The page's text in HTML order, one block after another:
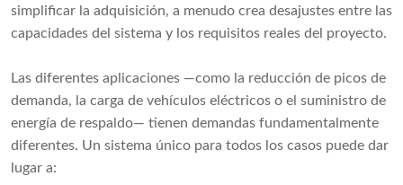
simplificar la adquisición, a menudo crea desajustes entre las
capacidades del sistema y los requisitos reales del proyecto.
Las diferentes aplicaciones —como la reducción de picos de
demanda, la carga de vehículos eléctricos o el suministro de
energía de respaldo— tienen demandas fundamentalmente
diferentes. Un sistema único para todos los casos puede dar
lugar a: